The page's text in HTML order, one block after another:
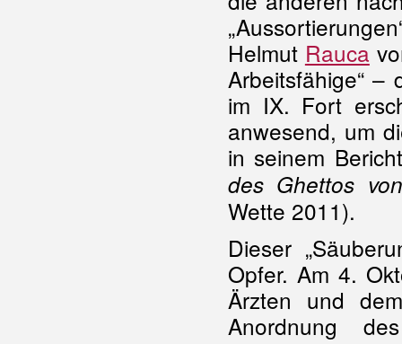
Helmut Rauca
Arbeitsfähige“
im IX. Fort
anwesend, um
in seinem
des Ghettos
Wette 2011).
Dieser
Opfer. Am 4.
Ärzten und
Anordnung